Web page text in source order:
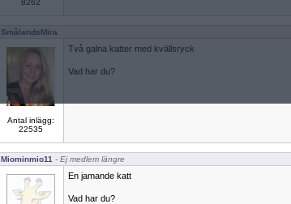
8262
SmålandsMira
Antal inlägg:
22535
Två galna katter med kvällsryck
Vad har du?
Miominmio11 - Ej medlem längre
En jamande katt
Vad har du?